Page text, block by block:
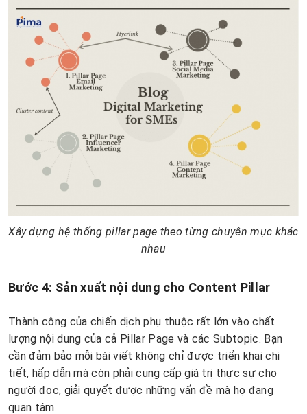
Xây dựng hệ thống pillar page theo từng chuyên mục khác
nhau
Bước 4: Sản xuất nội dung cho Content Pillar
Thành công của chiến dịch phụ thuộc rất lớn vào chất
lượng nội dung của cả Pillar Page và các Subtopic. Bạn
cần đảm bảo mỗi bài viết không chỉ được triển khai chi
tiết, hấp dẫn mà còn phải cung cấp giá trị thực sự cho
người đọc, giải quyết được những vấn đề mà họ đang
quan tâm.